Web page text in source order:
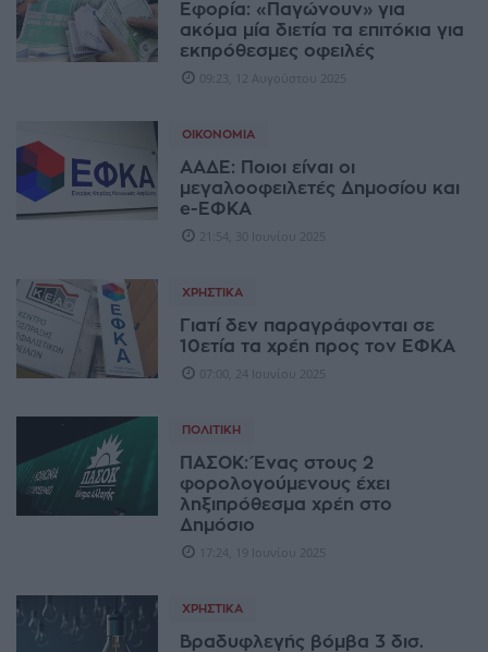
Εφορία: «Παγώνουν» για
ακόμα μία διετία τα επιτόκια για
εκπρόθεσμες οφειλές
09:23, 12 Αυγούστου 2025
ΟΙΚΟΝΟΜΊΑ
ΑΑΔΕ: Ποιοι είναι οι
μεγαλοοφειλετές Δημοσίου και
e-ΕΦΚΑ
21:54, 30 Ιουνίου 2025
ΧΡΗΣΤΙΚΆ
Γιατί δεν παραγράφονται σε
10ετία τα χρέη προς τον ΕΦΚΑ
07:00, 24 Ιουνίου 2025
ΠΟΛΙΤΙΚΉ
ΠΑΣΟΚ: Ένας στους 2
φορολογούμενους έχει
ληξιπρόθεσμα χρέη στο
Δημόσιο
17:24, 19 Ιουνίου 2025
ΧΡΗΣΤΙΚΆ
Βραδυφλεγής βόμβα 3 δισ.